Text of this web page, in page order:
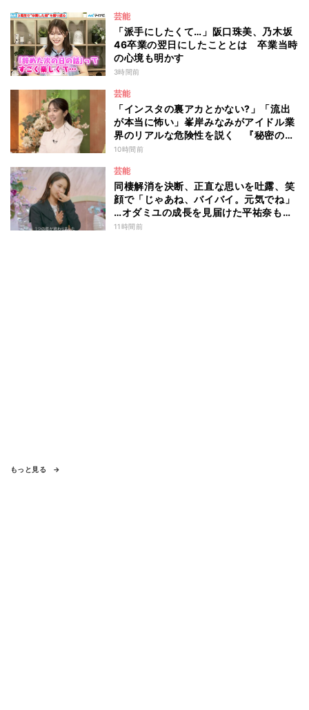
芸能
「派手にしたくて…」阪口珠美、乃木坂
46卒業の翌日にしたこととは 卒業当時
の心境も明かす
3時間前
芸能
「インスタの裏アカとかない?」「流出
が本当に怖い」峯岸みなみがアイドル業
界のリアルな危険性を説く 『秘密のマ
マ園』特別編
10時間前
芸能
同棲解消を決断、正直な思いを吐露、笑
顔で「じゃあね、バイバイ。元気でね」
…オダミユの成長を見届けた平祐奈も思
わず涙 『ガールオアレディ3』
11時間前
もっと見る